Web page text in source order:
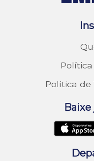
Política de
Baixe